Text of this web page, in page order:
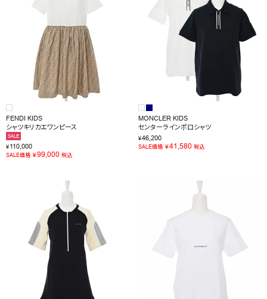
FENDI KIDS
シャツキリカエワンピース
SALE
¥110,000
SALE価格 ¥99,000 税込
MONCLER KIDS
センターラインポロシャツ
¥46,200
SALE価格 ¥41,580 税込